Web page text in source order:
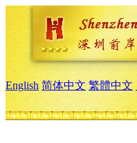
English 简体中文 繁體中文